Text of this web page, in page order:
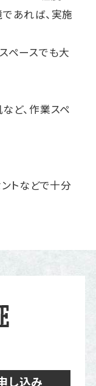
あれば、実施
ペースでも大
ど、作業スペ
トなどで十分
し込み